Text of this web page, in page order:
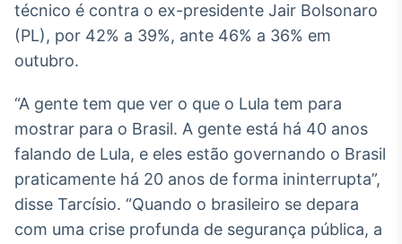
Ticker
Cotações e
Broadcast
Componentes
para conteúdos e
funcionalidades
técnico é contra o ex-presidente Jair Bolsonaro
(PL), por 42% a 39%, ante 46% a 36% em
outubro.
“A gente tem que ver o que o Lula tem para
mostrar para o Brasil. A gente está há 40 anos
falando de Lula, e eles estão governando o Brasil
praticamente há 20 anos de forma ininterrupta”,
disse Tarcísio. “Quando o brasileiro se depara
com uma crise profunda de segurança pública, a